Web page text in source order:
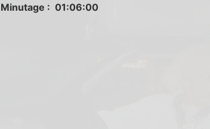
Minutage : 01:06:00